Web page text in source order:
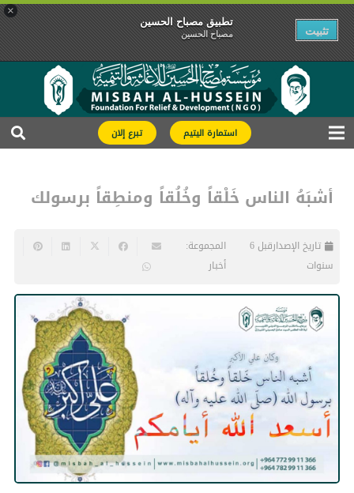
×
تطبیق مصباح الحسین
مصباح الحسین تثبیت
استمارة اليتيم تبرع إلان
أشبَهُ الناس خَلْقاً وخُلُقاً ومنطِقاً برسولك
تاريخ الإصدار
قبل 6
سنوات
المجموعة:
أخبار